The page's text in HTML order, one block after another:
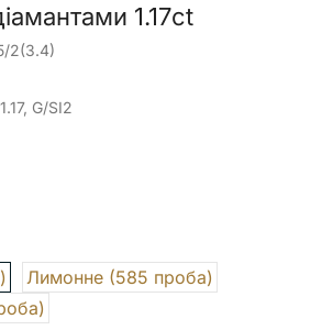
1.17ct
2(3.4)
G/SI2
Лимонне (585 проба)